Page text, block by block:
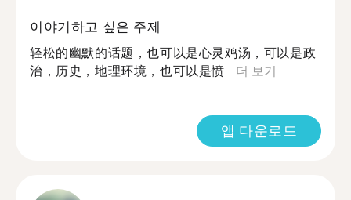
이야기하고 싶은 주제
轻松的幽默的话题，也可以是心灵鸡汤，可以是政
治，历史，地理环境，也可以是愤...더 보기
앱 다운로드